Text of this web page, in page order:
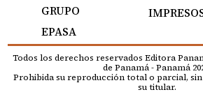
GRUPO
EPASA
Todos los derechos reservados Editora
de Panamá - Panamá
Prohibida su reproducción total o parcial,
su titular.